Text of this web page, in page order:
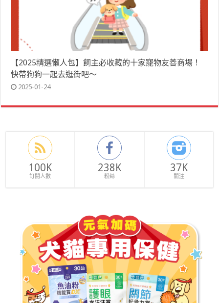
【2025精選懶人包】飼主必收藏的十家寵物友善商場！
快帶狗狗一起去逛街吧～
2025-01-24
100K
訂閱人數
238K
粉絲
37K
關注